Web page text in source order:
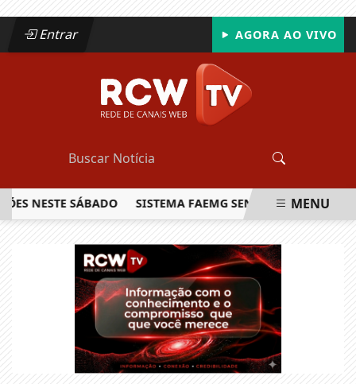
Entrar AGORA AO VIVO
SÁBADO SISTEMA FAEMG SENAR LANÇA OMENU